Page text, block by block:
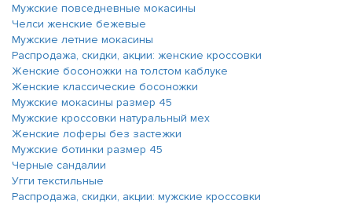
Мужские повседневные мокасины
Челси женские бежевые
Мужские летние мокасины
Распродажа, скидки, акции: женские кроссовки
Женские босоножки на толстом каблуке
Женские классические босоножки
Мужские мокасины размер 45
Мужские кроссовки натуральный мех
Женские лоферы без застежки
Мужские ботинки размер 45
Черные сандалии
Угги текстильные
Распродажа, скидки, акции: мужские кроссовки